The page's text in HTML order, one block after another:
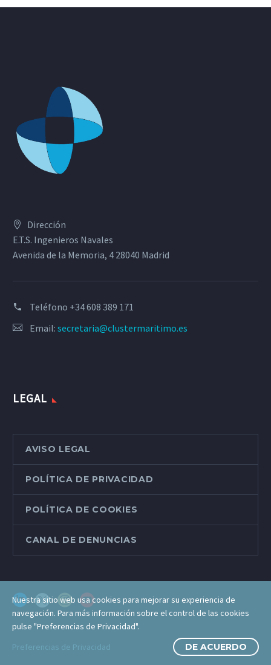
Dirección
E.T.S. Ingenieros Navales
Avenida de la Memoria, 4 28040 Madrid
Teléfono +34 608 389 171
Email: secretaria@clustermaritimo.es
LEGAL
AVISO LEGAL
POLÍTICA DE PRIVACIDAD
POLÍTICA DE COOKIES
CANAL DE DENUNCIAS
Nuestra sitio web usa cookies para mejorar su experiencia de
navegación. Para más información sobre el control de las cookies
pulse "Preferencias de Privacidad".
Preferencias de Privacidad
DE ACUERDO